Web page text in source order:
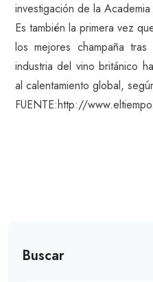
investigación de la
Es también la primera vez
los mejores champaña
industria del vino británico
al calentamiento global,
FUENTE:http://
Buscar